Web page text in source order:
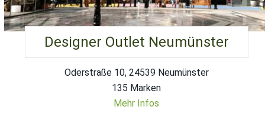
Designer Outlet Neumünster
Oderstraße 10, 24539 Neumünster
135 Marken
Mehr Infos